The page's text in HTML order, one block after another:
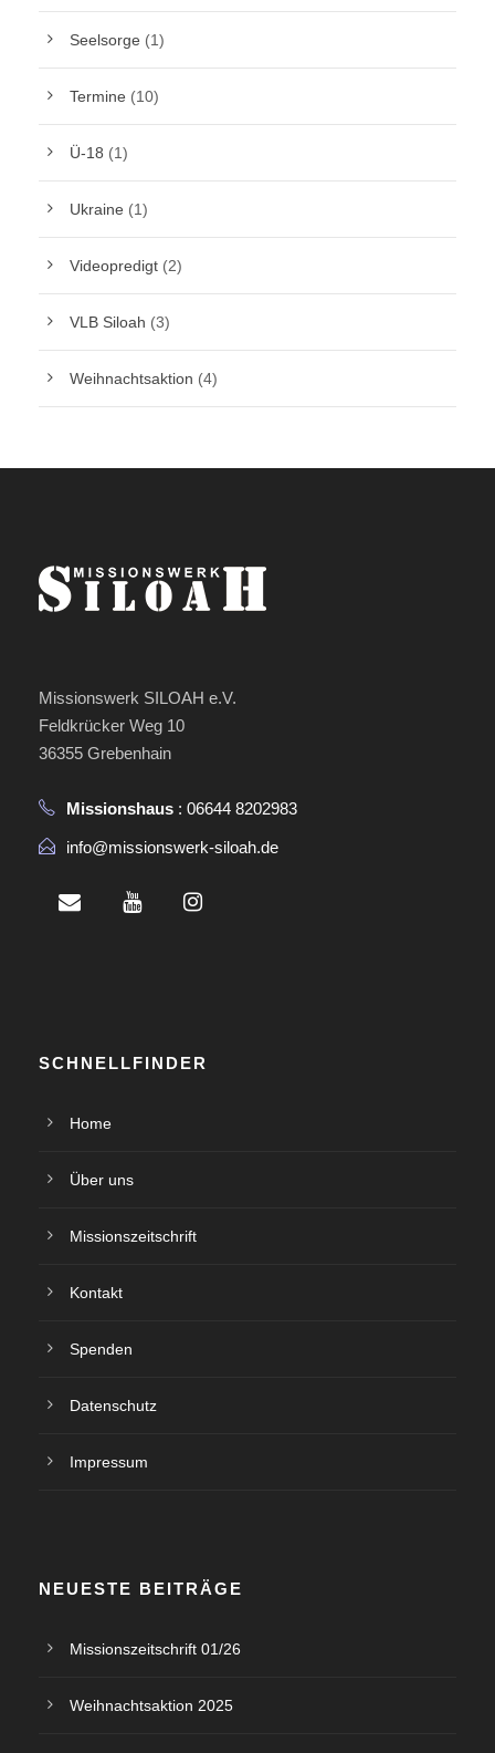
Seelsorge (1)
Termine (10)
Ü-18 (1)
Ukraine (1)
Videopredigt (2)
VLB Siloah (3)
Weihnachtsaktion (4)
Missionswerk SILOAH e.V.
Feldkrücker Weg 10
36355 Grebenhain
Missionshaus : 06644 8202983
info@missionswerk-siloah.de
SCHNELLFINDER
Home
Über uns
Missionszeitschrift
Kontakt
Spenden
Datenschutz
Impressum
NEUESTE BEITRÄGE
Missionszeitschrift 01/26
Weihnachtsaktion 2025